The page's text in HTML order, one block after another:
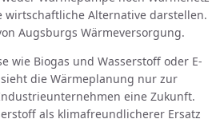
wirtschaftliche Alternative darstellen.
Augsburgs Wärmeversorgung.
wie Biogas und Wasserstoff oder E-
sieht die Wärme­planung nur zur
eine Zukunft.
als klimafreundlicherer Ersatz